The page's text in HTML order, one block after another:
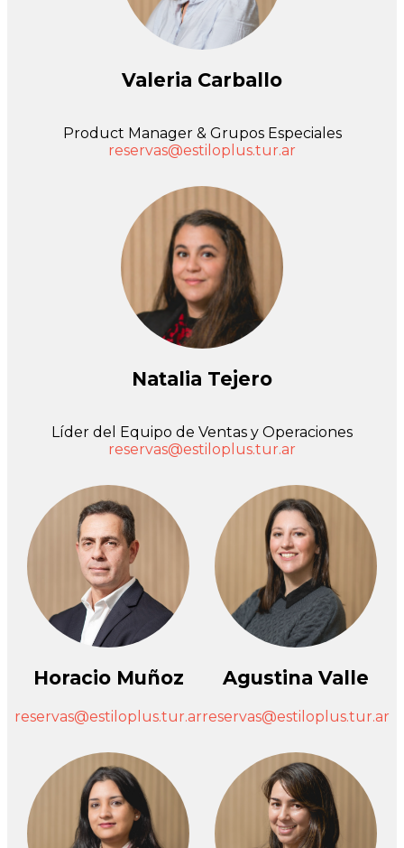
Valeria Carballo
Product Manager & Grupos Especiales
reservas@estiloplus.tur.ar
Natalia Tejero
Líder del Equipo de Ventas y Operaciones
reservas@estiloplus.tur.ar
Horacio Muñoz
reservas@estiloplus.tur.ar
Agustina Valle
reservas@estiloplus.tur.ar